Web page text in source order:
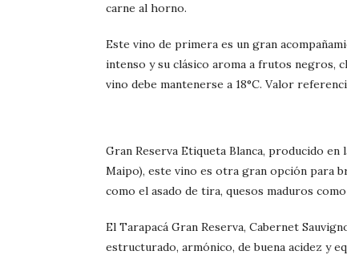
carne al horno.
Este vino de primera es un gran
intenso y su clásico aroma a frutos negros,
vino debe mantenerse a 18°C. Valor
Gran Reserva Etiqueta Blanca, producido
Maipo), este vino es otra gran opción para
como el asado de tira, quesos maduros
El Tarapacá Gran Reserva, Cabernet
estructurado, armónico, de buena acidez y